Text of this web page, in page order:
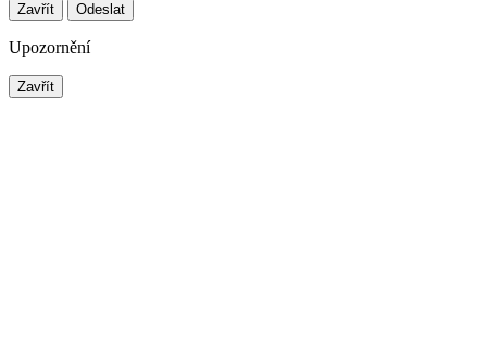
Zavřít Odeslat
Upozornění
Zavřít